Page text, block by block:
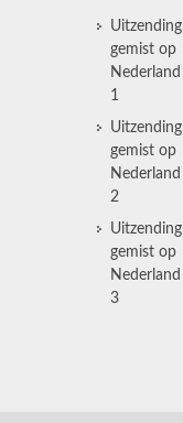
Uitzending
gemist op
Nederland
1
Uitzending
gemist op
Nederland
2
Uitzending
gemist op
Nederland
3